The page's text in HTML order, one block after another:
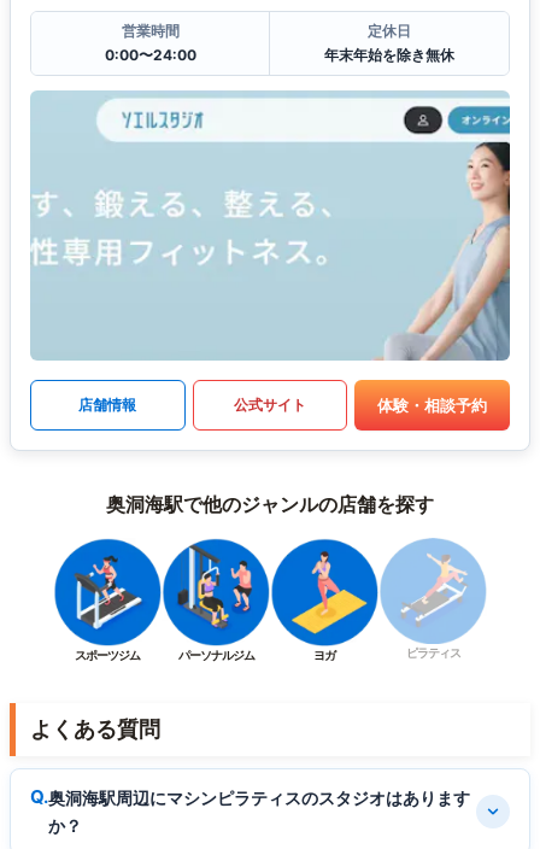
営業時間
0:00〜24:00
定休日
年末年始を除き無休
店舗情報 公式サイト 体験・相談予約
奥洞海駅で他のジャンルの店舗を探す
スポーツジム パーソナルジム ヨガ ピラティス
よくある質問
奥洞海駅周辺にマシンピラティスのスタジオはあります
か？